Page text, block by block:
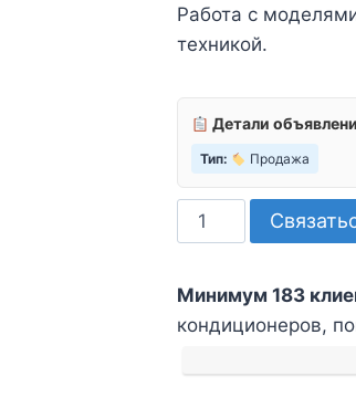
Работа с
техникой.
Детали
Тип: Продажа
Количество
товара
демонтаж
кондиционеров
Минимум 183
кондиционеров,